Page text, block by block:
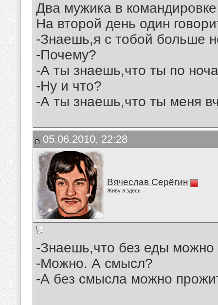
Два мужика в
На второй день один
-Знаешь,я с тобой больше
-Почему?
-А ты знаешь,что ты по
-Ну и что?
-А ты знаешь,что ты меня
05.06.2010, 22:28
Вячеслав Серёгин
Живу я здесь
-Знаешь,что без еды
-Можно. А смысл?
-А без смысла можно